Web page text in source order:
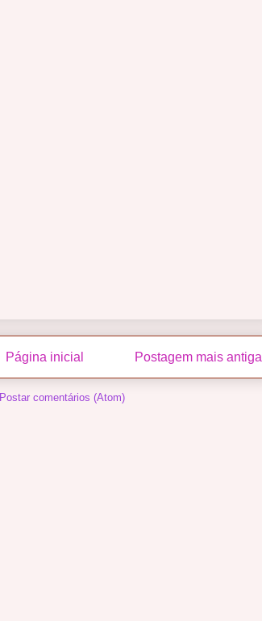
Postagem mais antiga
Página inicial
Postar comentários (Atom)